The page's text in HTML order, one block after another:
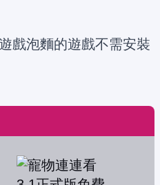
戲泡麵的遊戲不需安裝